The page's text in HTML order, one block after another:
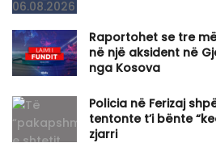
Raportohet se tre
në një aksident në
nga Kosova
Policia në Ferizaj
tentonte t’i bënte
zjarri